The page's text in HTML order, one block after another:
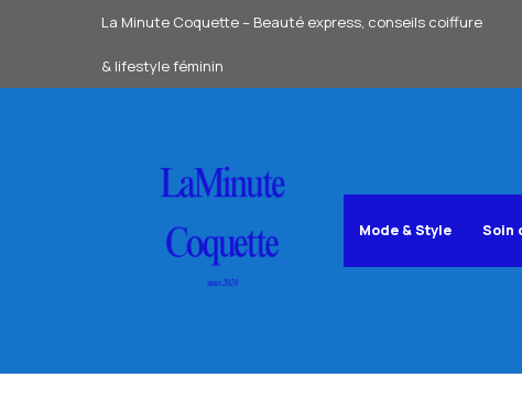
La Minute Coquette – Beauté express, conseils coiffure
& lifestyle féminin
Mode & Style Soin